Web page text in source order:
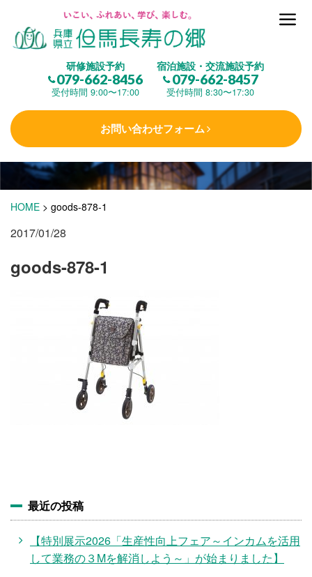
研修施設予約
079-662-8456
受付時間 9:00〜17:00
宿泊施設・交流施設予約
079-662-8457
受付時間 8:30〜17:30
お問い合わせフォーム
但馬長寿の郷とは
(研修施設)
楽しむ
学 ぶ(健康福祉)
(宿泊)
HOME > goods-878-1
2017/01/28
goods-878-1
最近の投稿
【特別展示2026「生産性向上フェア～インカムを活用
して業務の３Mを解消しよう～」が始まりました】